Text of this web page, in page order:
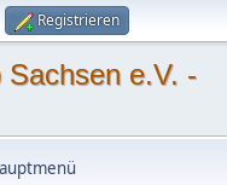
Registrieren
Sachsen e.V. -